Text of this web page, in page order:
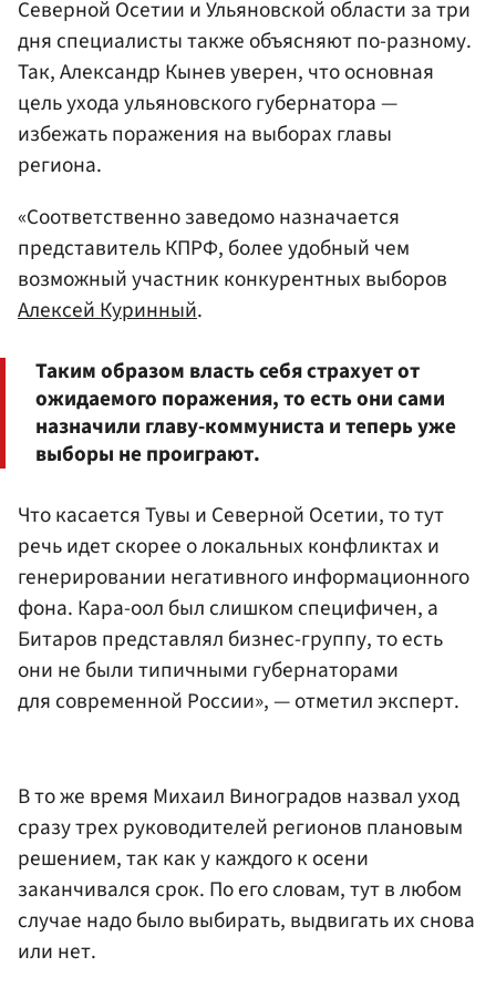
Северной Осетии и Ульяновской области за три
дня специалисты также объясняют по-разному.
Так, Александр Кынев уверен, что основная
цель ухода ульяновского губернатора —
избежать поражения на выборах главы
региона.
«Соответственно заведомо назначается
представитель КПРФ, более удобный чем
возможный участник конкурентных выборов
Алексей Куринный.
Таким образом власть себя страхует от
ожидаемого поражения, то есть они сами
назначили главу-коммуниста и теперь уже
выборы не проиграют.
Что касается Тувы и Северной Осетии, то тут
речь идет скорее о локальных конфликтах и
генерировании негативного информационного
фона. Кара-оол был слишком специфичен, а
Битаров представлял бизнес-группу, то есть
они не были типичными губернаторами
для современной России», — отметил эксперт.
В то же время Михаил Виноградов назвал уход
сразу трех руководителей регионов плановым
решением, так как у каждого к осени
заканчивался срок. По его словам, тут в любом
случае надо было выбирать, выдвигать их снова
или нет.